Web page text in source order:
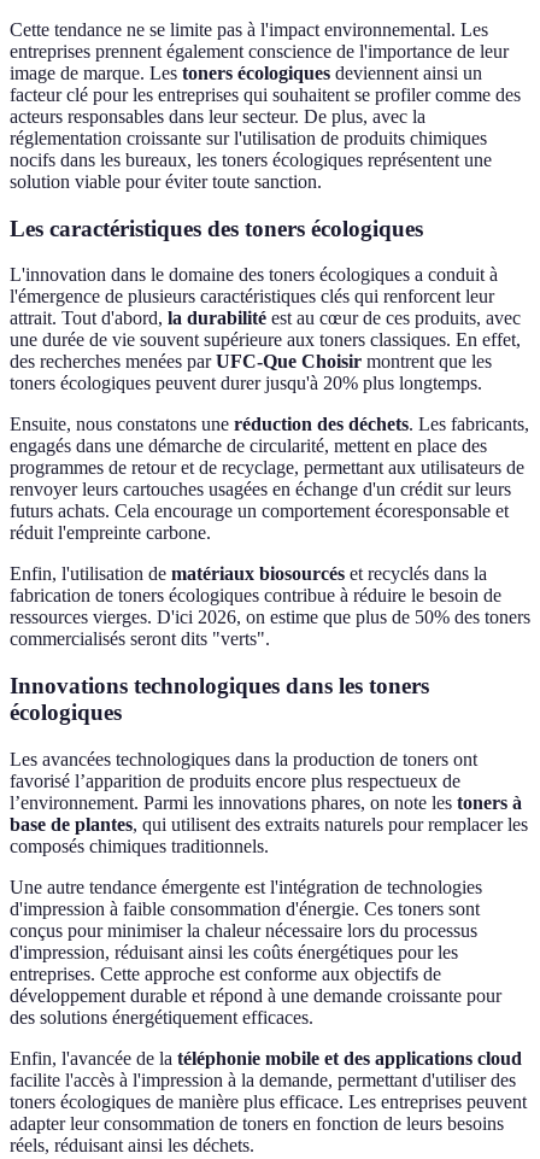
Cette tendance ne se limite pas à l'impact environnemental. Les
entreprises prennent également conscience de l'importance de leur
image de marque. Les toners écologiques deviennent ainsi un
facteur clé pour les entreprises qui souhaitent se profiler comme des
acteurs responsables dans leur secteur. De plus, avec la
réglementation croissante sur l'utilisation de produits chimiques
nocifs dans les bureaux, les toners écologiques représentent une
solution viable pour éviter toute sanction.
Les caractéristiques des toners écologiques
L'innovation dans le domaine des toners écologiques a conduit à
l'émergence de plusieurs caractéristiques clés qui renforcent leur
attrait. Tout d'abord, la durabilité est au cœur de ces produits, avec
une durée de vie souvent supérieure aux toners classiques. En effet,
des recherches menées parUFC-Que Choisir montrent que les
toners écologiques peuvent durer jusqu'à 20% plus longtemps.
Ensuite, nous constatons une réduction des déchets. Les fabricants,
engagés dans une démarche de circularité, mettent en place des
programmes de retour et de recyclage, permettant aux utilisateurs de
renvoyer leurs cartouches usagées en échange d'un crédit sur leurs
futurs achats. Cela encourage un comportement écoresponsable et
réduit l'empreinte carbone.
Enfin, l'utilisation de matériaux biosourcés et recyclés dans la
fabrication de toners écologiques contribue à réduire le besoin de
ressources vierges. D'ici 2026, on estime que plus de 50% des toners
commercialisés seront dits "verts".
Innovations technologiques dans les toners
écologiques
Les avancées technologiques dans la production de toners ont
favorisé l’apparition de produits encore plus respectueux de
l’environnement. Parmi les innovations phares, on note les toners à
base de plantes, qui utilisent des extraits naturels pour remplacer les
composés chimiques traditionnels.
Une autre tendance émergente est l'intégration de technologies
d'impression à faible consommation d'énergie. Ces toners sont
conçus pour minimiser la chaleur nécessaire lors du processus
d'impression, réduisant ainsi les coûts énergétiques pour les
entreprises. Cette approche est conforme aux objectifs de
développement durable et répond à une demande croissante pour
des solutions énergétiquement efficaces.
Enfin, l'avancée de la téléphonie mobile et des applications cloud
facilite l'accès à l'impression à la demande, permettant d'utiliser des
toners écologiques de manière plus efficace. Les entreprises peuvent
adapter leur consommation de toners en fonction de leurs besoins
réels, réduisant ainsi les déchets.